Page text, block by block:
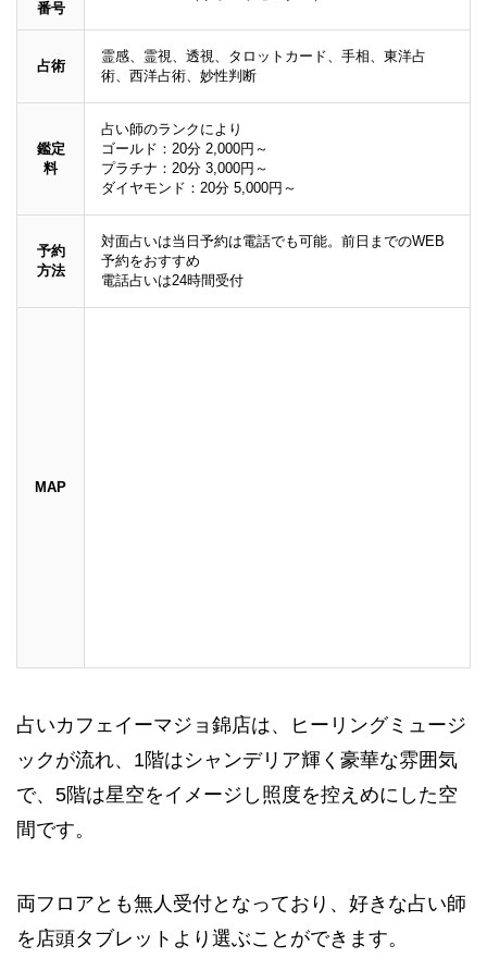
番号
占術
霊感、霊視、透視、タロットカード、手相、東洋占
術、西洋占術、妙性判断
鑑定
料
占い師のランクにより
ゴールド：20分 2,000円～
プラチナ：20分 3,000円～
ダイヤモンド：20分 5,000円～
予約
方法
対面占いは当日予約は電話でも可能。前日までのWEB
予約をおすすめ
電話占いは24時間受付
MAP
占いカフェイーマジョ錦店は、ヒーリングミュージ
ックが流れ、1階はシャンデリア輝く豪華な雰囲気
で、5階は星空をイメージし照度を控えめにした空
間です。
両フロアとも無人受付となっており、好きな占い師
を店頭タブレットより選ぶことができます。